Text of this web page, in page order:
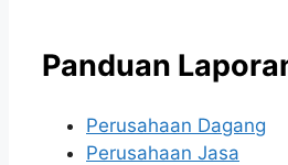
Panduan
Perusahaan Dagang
Perusahaan Jasa